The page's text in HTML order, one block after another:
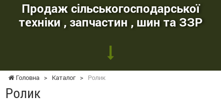
Продаж сільськогосподарської
техніки , запчастин , шин та ЗЗР
Головна > Каталог > Ролик
Ролик